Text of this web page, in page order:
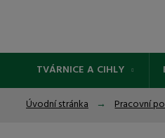
TVÁRNICE A CIHLY
Úvodní stránka Pracovní